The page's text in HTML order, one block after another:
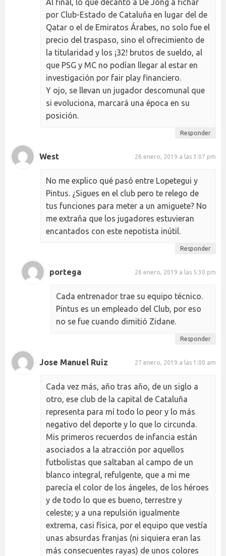
Al final, lo que decantó a De Jong a fichar
por Club-Estado de Cataluña en lugar del de
Qatar o el de Emiratos Árabes, no solo fue el
precio del traspaso, sino el ofrecimiento de
la titularidad y los ¡32! brutos de sueldo, al
que PSG y MC no podían llegar al estar en
investigación por fair play financiero.
Y ojo, se llevan un jugador descomunal que
si evoluciona, marcará una época en su
posición.
Responder
West 26 enero, 2019 a las 3:07 pm
No me explico qué pasó entre Lopetegui y
Pintus. ¿Sigues en el club pero te relego de
tus funciones para meter a un amiguete? No
me extraña que los jugadores estuvieran
encantados con este nepotista inútil.
Responder
portega 26 enero, 2019 a las 5:30 pm
Cada entrenador trae su equipo técnico.
Pintus es un empleado del Club, por eso
no se fue cuando dimitió Zidane.
Responder
Jose Manuel Ruiz 27 enero, 2019 a las 1:00 am
Cada vez más, año tras año, de un siglo a
otro, ese club de la capital de Cataluña
representa para mí todo lo peor y lo más
negativo del deporte y lo que lo circunda.
Mis primeros recuerdos de infancia están
asociados a la atracción por aquellos
futbolistas que saltaban al campo de un
blanco integral, refulgente, que a mi me
parecía el color de los ángeles, de los héroes
y de todo lo que es bueno, terrestre y
celeste; y a una repulsión igualmente
extrema, casi física, por el equipo que vestía
unas absurdas franjas (ni siquiera eran las
más consecuentes rayas) de unos colores